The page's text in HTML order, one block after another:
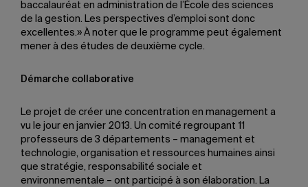
baccalauréat en administration de l’École des sciences
de la gestion. Les perspectives d’emploi sont donc
excellentes.» À noter que le programme peut également
mener à des études de deuxième cycle.
Démarche collaborative
Le projet de créer une concentration en management a
vu le jour en janvier 2013. Un comité regroupant 11
professeurs de 3 départements – management et
technologie, organisation et ressources humaines ainsi
que stratégie, responsabilité sociale et
environnementale – ont participé à son élaboration. La